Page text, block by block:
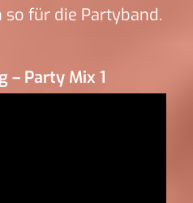
für die Partyband.
– Party Mix 1